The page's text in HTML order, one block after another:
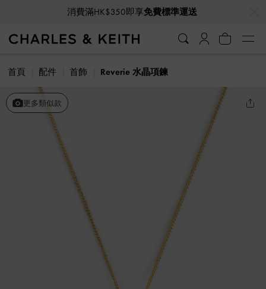
消費滿HK$350即享免費標準運送
首頁 配件 首飾 Reverie 水晶項鍊
更多類似款